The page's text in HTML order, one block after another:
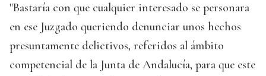
"Bastaría con que cualquier interesado se personara
en ese Juzgado queriendo denunciar unos hechos
presuntamente delictivos, referidos al ámbito
competencial de la Junta de Andalucía, para que este